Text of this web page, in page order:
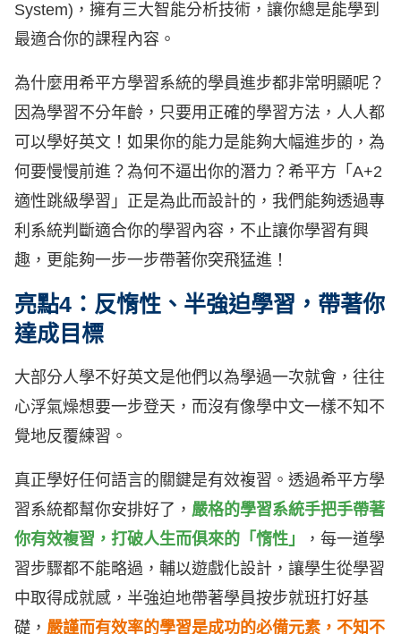
System)，擁有三大智能分析技術，讓你總是能學到
最適合你的課程內容。
為什麼用希平方學習系統的學員進步都非常明顯呢？
因為學習不分年齡，只要用正確的學習方法，人人都
可以學好英文！如果你的能力是能夠大幅進步的，為
何要慢慢前進？為何不逼出你的潛力？希平方「A+2
適性跳級學習」正是為此而設計的，我們能夠透過專
利系統判斷適合你的學習內容，不止讓你學習有興
趣，更能夠一步一步帶著你突飛猛進！
亮點4：反惰性、半強迫學習，帶著你
達成目標
大部分人學不好英文是他們以為學過一次就會，往往
心浮氣燥想要一步登天，而沒有像學中文一樣不知不
覺地反覆練習。
真正學好任何語言的關鍵是有效複習。透過希平方學
習系統都幫你安排好了， 嚴格的學習系統手把手帶著
你有效複習，打破人生而俱來的「惰性」
，每一道學
習步驟都不能略過，輔以遊戲化設計，讓學生從學習
中取得成就感，半強迫地帶著學員按步就班打好基
礎， 嚴謹而有效率的學習是成功的必備元素，不知不